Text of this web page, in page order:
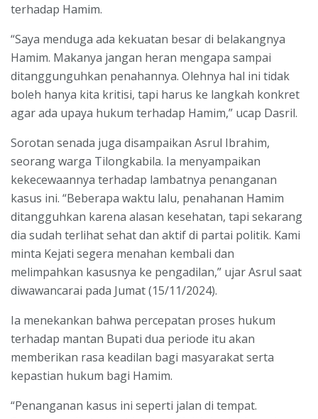
terhadap Hamim.
“Saya menduga ada kekuatan besar di belakangnya
Hamim. Makanya jangan heran mengapa sampai
ditanggunguhkan penahannya. Olehnya hal ini tidak
boleh hanya kita kritisi, tapi harus ke langkah konkret
agar ada upaya hukum terhadap Hamim,” ucap Dasril.
Sorotan senada juga disampaikan Asrul Ibrahim,
seorang warga Tilongkabila. Ia menyampaikan
kekecewaannya terhadap lambatnya penanganan
kasus ini. “Beberapa waktu lalu, penahanan Hamim
ditangguhkan karena alasan kesehatan, tapi sekarang
dia sudah terlihat sehat dan aktif di partai politik. Kami
minta Kejati segera menahan kembali dan
melimpahkan kasusnya ke pengadilan,” ujar Asrul saat
diwawancarai pada Jumat (15/11/2024).
Ia menekankan bahwa percepatan proses hukum
terhadap mantan Bupati dua periode itu akan
memberikan rasa keadilan bagi masyarakat serta
kepastian hukum bagi Hamim.
“Penanganan kasus ini seperti jalan di tempat.